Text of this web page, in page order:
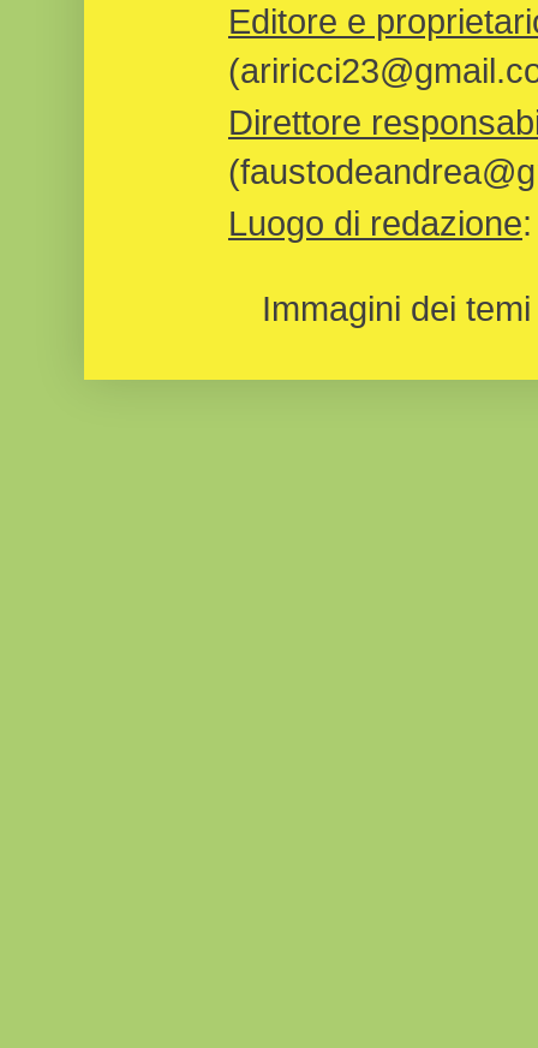
Editore e
Direttore
Luogo di redazione
Immagini dei